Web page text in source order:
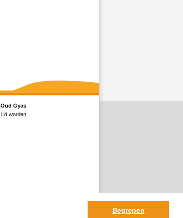
Begrepen
Oud Gyas
Lid worden